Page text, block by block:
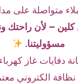
متواصلة على
كلين – لأن راحتك
مسؤوليتنا.
دفايات غاز
الكتروني